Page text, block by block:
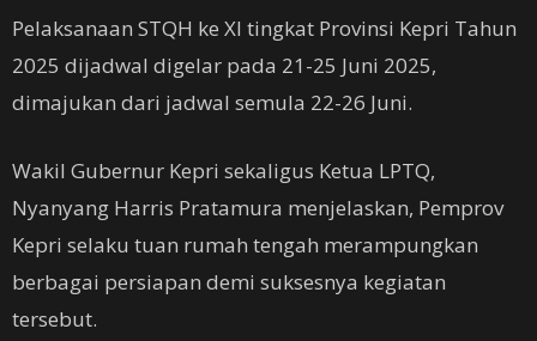
Pelaksanaan STQH ke XI tingkat Provinsi Kepri Tahun
2025 dijadwal digelar pada 21-25 Juni 2025,
dimajukan dari jadwal semula 22-26 Juni.
Wakil Gubernur Kepri sekaligus Ketua LPTQ,
Nyanyang Harris Pratamura menjelaskan, Pemprov
Kepri selaku tuan rumah tengah merampungkan
berbagai persiapan demi suksesnya kegiatan
tersebut.